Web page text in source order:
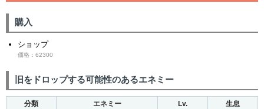
購入
ショップ
価格：62300
旧をドロップする可能性のあるエネミー
分類 エネミー Lv. 生息